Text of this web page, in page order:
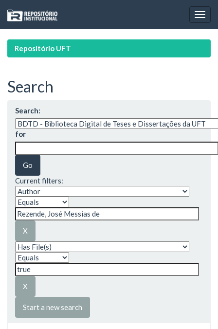
navigation
Repositório UFT
Search
Search:
for
Current filters:
Start a new search